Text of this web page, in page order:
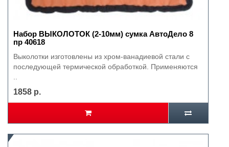
Набор ВЫКОЛОТОК (2-10мм) сумка АвтоДело 8
пр 40618
Выколотки изготовлены из хром-ванадиевой стали с
последующей термической обработкой. Применяются
1858 р.